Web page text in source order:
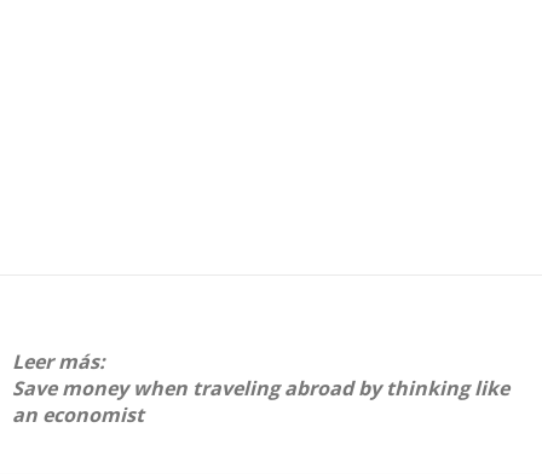
Leer más:
Save money when traveling abroad by thinking like
an economist